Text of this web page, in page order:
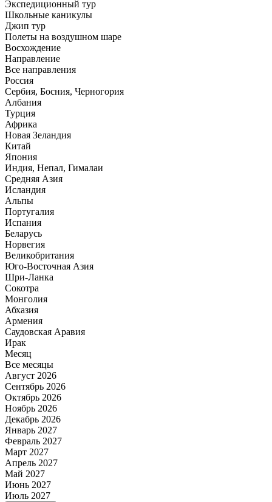
Экспедиционный тур
Школьные каникулы
Джип тур
Полеты на воздушном шаре
Восхождение
Направлениe
Все направления
Россия
Сербия, Босния, Черногория
Албания
Турция
Африка
Новая Зеландия
Китай
Япония
Индия, Непал, Гималаи
Средняя Азия
Исландия
Альпы
Португалия
Испания
Беларусь
Норвегия
Великобритания
Юго-Восточная Азия
Шри-Ланка
Сокотра
Монголия
Абхазия
Армения
Саудовская Аравия
Ирак
Месяц
Все месяцы
Август 2026
Сентябрь 2026
Октябрь 2026
Ноябрь 2026
Декабрь 2026
Январь 2027
Февраль 2027
Март 2027
Апрель 2027
Май 2027
Июнь 2027
Июль 2027